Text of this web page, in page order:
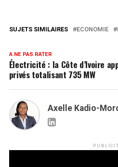
SUJETS SIMILAIRES ECONOMIE
A NE PAS RATER
Électricité : la Côte d’Ivoire
privés totalisant 735 MW
Axelle Kadio-